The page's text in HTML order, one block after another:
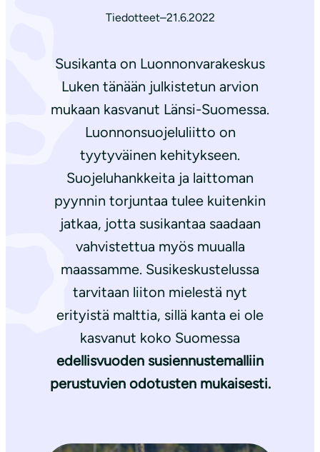
Tiedotteet–21.6.2022
Susikanta on Luonnonvarakeskus
Luken tänään julkistetun arvion
mukaan kasvanut Länsi-Suomessa.
Luonnonsuojeluliitto on
tyytyväinen kehitykseen.
Suojeluhankkeita ja laittoman
pyynnin torjuntaa tulee kuitenkin
jatkaa, jotta susikantaa saadaan
vahvistettua myös muualla
maassamme. Susikeskustelussa
tarvitaan liiton mielestä nyt
erityistä malttia, sillä kanta ei ole
kasvanut koko Suomessa
edellisvuoden susiennustemalliin
perustuvien odotusten mukaisesti.